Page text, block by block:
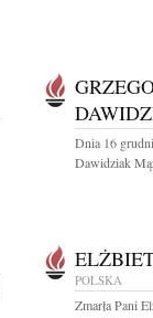
Dnia 16
Dawidziak
POLSKA
Zmarła Pani